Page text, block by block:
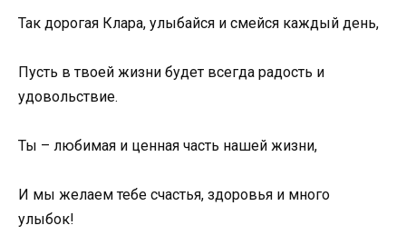
Так дорогая Клара, улыбайся и смейся каждый день,
Пусть в твоей жизни будет всегда радость и
удовольствие.
Ты – любимая и ценная часть нашей жизни,
И мы желаем тебе счастья, здоровья и много
улыбок!